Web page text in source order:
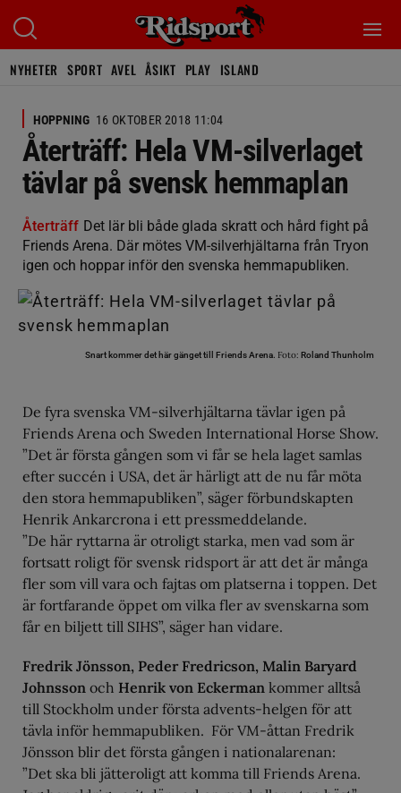
NYHETER SPORT AVEL ÅSIKT PLAY ISLAND
HOPPNING 16 OKTOBER 2018 11:04
Återträff: Hela VM-silverlaget
tävlar på svensk hemmaplan
Återträff Det lär bli både glada skratt och hård fight på
Friends Arena. Där mötes VM-silverhjältarna från Tryon
igen och hoppar inför den svenska hemmapubliken.
Snart kommer det här gänget till Friends Arena. Foto: Roland Thunholm
De fyra svenska VM-silverhjältarna tävlar igen på
Friends Arena och Sweden International Horse Show.
”Det är första gången som vi får se hela laget samlas
efter succén i USA, det är härligt att de nu får möta
den stora hemmapubliken”, säger förbundskapten
Henrik Ankarcrona i ett pressmeddelande.
”De här ryttarna är otroligt starka, men vad som är
fortsatt roligt för svensk ridsport är att det är många
fler som vill vara och fajtas om platserna i toppen. Det
är fortfarande öppet om vilka fler av svenskarna som
får en biljett till SIHS”, säger han vidare.
Fredrik Jönsson, Peder Fredricson, Malin Baryard
Johnsson och Henrik von Eckerman kommer alltså
till Stockholm under första advents-helgen för att
tävla inför hemmapubliken. För VM-åttan Fredrik
Jönsson blir det första gången i nationalarenan:
”Det ska bli jätteroligt att komma till Friends Arena.